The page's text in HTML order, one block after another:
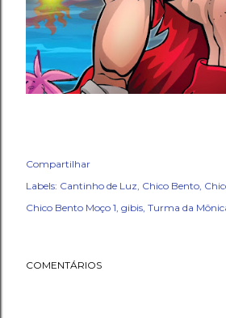
Compartilhar
Labels: Cantinho de Luz Chico Bento
Chico Bento Moço 1 gibis Turma da
COMENTÁRIOS